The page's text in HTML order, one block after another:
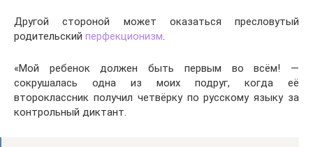
Другой стороной может оказаться пресловутый
родительский перфекционизм.
«Мой ребенок должен быть первым во всём! —
сокрушалась одна из моих подруг, когда её
второклассник получил четвёрку по русскому языку за
контрольный диктант.